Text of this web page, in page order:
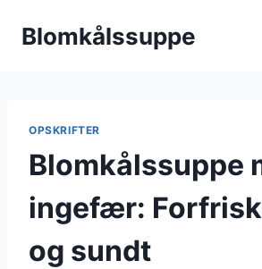
Blomkålssuppe
OPSKRIFTER
Blomkålssuppe
ingefær:
og sundt